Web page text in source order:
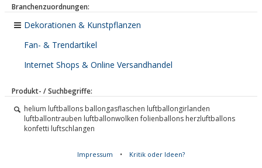
Branchenzuordnungen:
Dekorationen & Kunstpflanzen
Fan- & Trendartikel
Internet Shops & Online Versandhandel
Produkt- / Suchbegriffe:
helium luftballons ballongasflaschen luftballongirlanden
luftballontrauben luftballonwolken folienballons herzluftballons
konfetti luftschlangen
Impressum • Kritik oder Ideen?